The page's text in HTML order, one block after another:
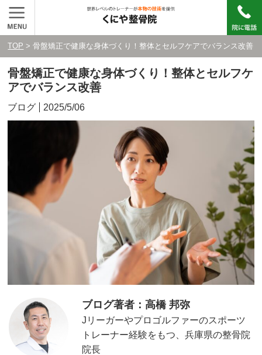
TOP > 骨盤矯正で健康な身体づくり！整体とセルフケアでバランス改善
骨盤矯正で健康な身体づくり！整体とセルフケ
アでバランス改善
ブログ 2025/5/06
ブログ著者：高橋 邦弥
Jリーガーやプロゴルファーのスポーツ
トレーナー経験をもつ、兵庫県の整骨院
院長